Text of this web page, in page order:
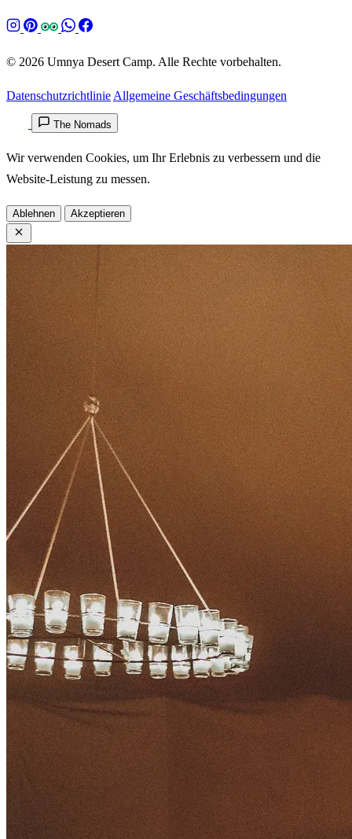
© 2026 Umnya Desert Camp. Alle Rechte vorbehalten.
Datenschutzrichtlinie Allgemeine Geschäftsbedingungen
The Nomads
Wir verwenden Cookies, um Ihr Erlebnis zu verbessern und die
Website-Leistung zu messen.
Ablehnen Akzeptieren